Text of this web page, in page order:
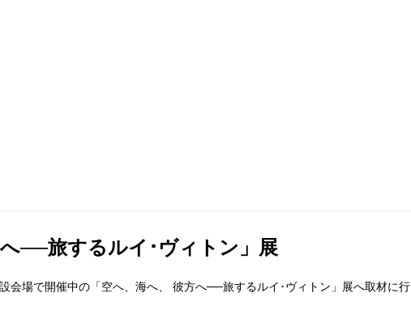
へ──旅するルイ･ヴィトン」展
会場で開催中の「空へ、海へ、 彼方へ──旅するルイ･ヴィトン」展へ取材に行